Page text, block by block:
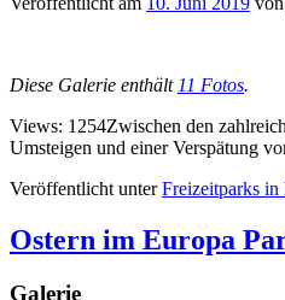
Diese Galerie enthält 11 Fotos.
Views: 1254Zwischen den
Umsteigen und einer Verspätung
Veröffentlicht unter Freizeitparks in
Ostern im Europa
Galerie